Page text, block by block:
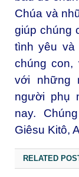
Chúa và
giúp chúng
tình yêu và
chúng con,
với những
người phụ
nay.
Giêsu Kitô,
RELATED